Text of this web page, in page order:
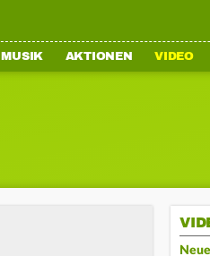
MUSIK AKTIONEN VIDEO